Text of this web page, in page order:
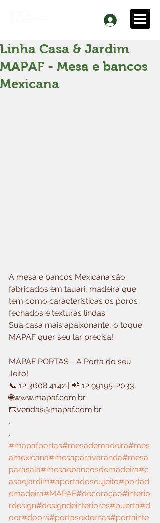
Linha Casa & Jardim
MAPAF - Mesa e bancos
Mexicana
A mesa e bancos Mexicana são
fabricados em tauari, madeira que
tem como características os poros
fechados e texturas lindas.
Sua casa mais apaixonante, o toque
MAPAF quer seu lar precisa!
MAPAF PORTAS - A Porta do seu
Jeito!
📞 12 3608 4142 | 📲 12 99195-2033
🌐www.mapaf.com.br
📧vendas@mapaf.com.br
.
.
#mapafportas#mesademadeira#mes
amexicana#mesaparavaranda#mesa
parasala#mesaebancosdemadeira#c
asaejardim#aportadoseujeito#portad
emadeira#MAPAF#decoração#interio
rdesign#designdeinteriores#puerta#d
oor#doors#portasexternas#portainte